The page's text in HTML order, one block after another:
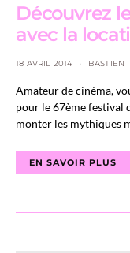
Découvrez
avec la
18 AVRIL 2014 BASTIEN
Amateur de cinéma,
pour le 67ème festival
monter les mythiques
EN SAVOIR PLUS